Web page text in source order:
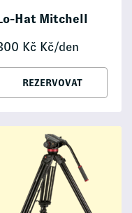
Lo-Hat Mitchell
Kč Kč/den
REZERVOVAT